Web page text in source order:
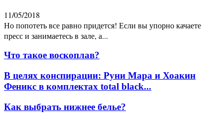
11/05/2018
Но попотеть все равно придется! Если вы упорно качаете
пресс и занимаетесь в зале, а...
Что такое воскоплав?
В целях конспирации: Руни Мара и Хоакин
Феникс в комплектах total black...
Как выбрать нижнее белье?